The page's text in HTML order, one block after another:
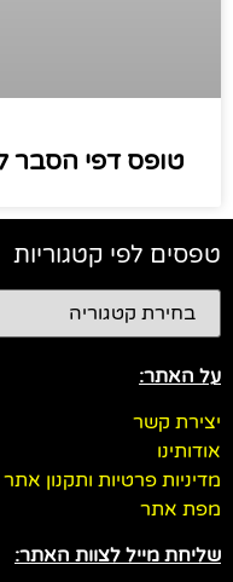
טופס דפי הסבר
טפסים לפי קטגוריות
על האתר:
יצירת קשר
אודותינו
מדיניות פרטיות ותקנון אתר
מפת אתר
שליחת מייל לצוות האתר: